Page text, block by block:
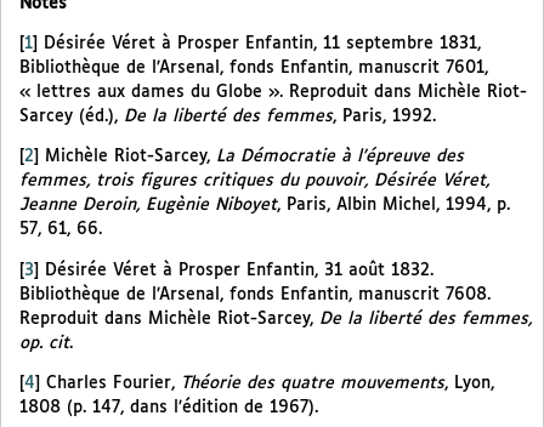
Notes
[1]
Désirée Véret à Prosper Enfantin, 11 septembre 1831,
Bibliothèque de l’Arsenal, fonds Enfantin, manuscrit 7601,
« lettres aux dames du Globe ». Reproduit dans Michèle Riot-
Sarcey (éd.), De la liberté des femmes, Paris, 1992.
2 Michèle Riot-Sarcey, La Démocratie à l’épreuve des
femmes, trois figures critiques du pouvoir, Désirée Véret,
Jeanne Deroin, Eugènie Niboyet, Paris, Albin Michel, 1994, p.
57, 61, 66.
[3]
Désirée Véret à Prosper Enfantin, 31 août 1832.
Bibliothèque de l’Arsenal, fonds Enfantin, manuscrit 7608.
Reproduit dans Michèle Riot-Sarcey, De la liberté des femmes,
op. cit.
4 Charles Fourier, Théorie des quatre mouvements, Lyon,
1808 (p. 147, dans l’édition de 1967).